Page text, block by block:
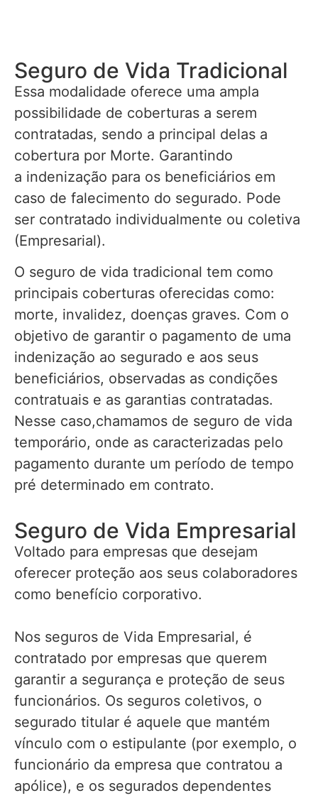
Seguro de Vida Tradicional
Essa modalidade oferece uma ampla
possibilidade de coberturas a serem
contratadas, sendo a principal delas a
cobertura por Morte. Garantindo
a indenização para os beneficiários em
caso de falecimento do segurado. Pode
ser contratado individualmente ou coletiva
(Empresarial).
O seguro de vida tradicional tem como
principais coberturas oferecidas como:
morte, invalidez, doenças graves. Com o
objetivo de garantir o pagamento de uma
indenização ao segurado e aos seus
beneficiários, observadas as condições
contratuais e as garantias contratadas.
Nesse caso,chamamos de seguro de vida
temporário, onde as caracterizadas pelo
pagamento durante um período de tempo
pré determinado em contrato.
Seguro de Vida Empresarial
Voltado para empresas que desejam
oferecer proteção aos seus colaboradores
como benefício corporativo.
Nos seguros de Vida Empresarial, é
contratado por empresas que querem
garantir a segurança e proteção de seus
funcionários. Os seguros coletivos, o
segurado titular é aquele que mantém
vínculo com o estipulante (por exemplo, o
funcionário da empresa que contratou a
apólice), e os segurados dependentes